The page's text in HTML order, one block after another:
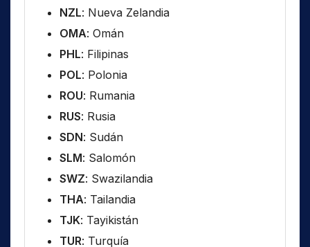
NZL: Nueva Zelandia
OMA: Omán
PHL: Filipinas
POL: Polonia
ROU: Rumania
RUS: Rusia
SDN: Sudán
SLM: Salomón
SWZ: Swazilandia
THA: Tailandia
TJK: Tayikistán
TUR: Turquía